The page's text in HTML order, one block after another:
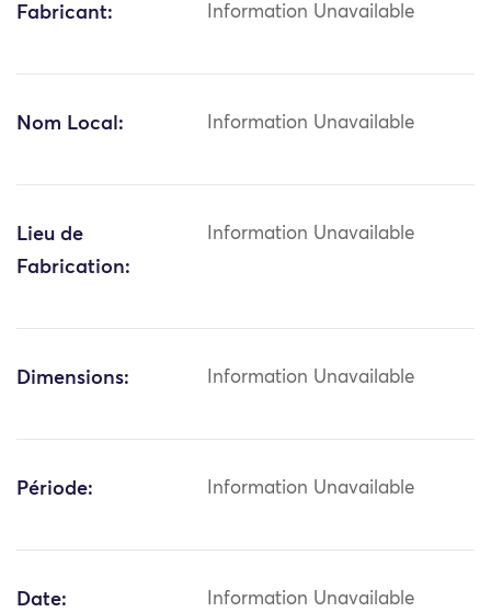
Fabricant: Information Unavailable
Nom Local: Information Unavailable
Lieu de
Fabrication:
Information Unavailable
Dimensions: Information Unavailable
Période: Information Unavailable
Date: Information Unavailable